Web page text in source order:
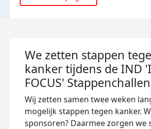
We zetten stappen
kanker tijdens de IND
FOCUS'
Wij zetten samen twee weken
mogelijk stappen tegen kanker.
sponsoren? Daarmee zorgen we